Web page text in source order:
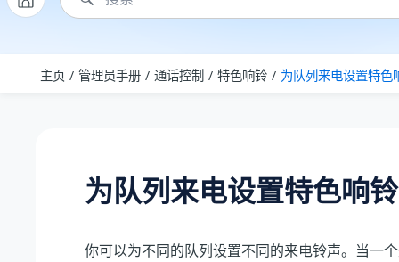
主页 管理员手册 通话控制 特色响铃 为队列来电设置特色
为队列来电设置特色响铃
你可以为不同的队列设置不同的来电铃声。当一